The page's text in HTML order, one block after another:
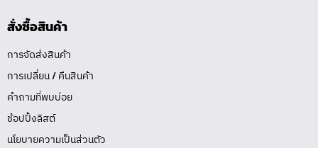
สั่งซื้อสินค้า
การจัดส่งสินค้า
การเปลี่ยน / คืนสินค้า
คำถามที่พบบ่อย
ช้อปปิ้งลิสต์
นโยบายความเป็นส่วนตัว